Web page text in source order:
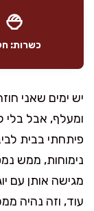
כשרות:
יש ימים שאני
ומעלף, אבל בלי
נימוחות, ממש
מגישה אותן עם
עוד, וזה נהיה